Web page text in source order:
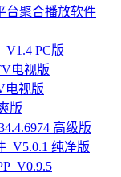
台聚合播放软件
PC版
电视版
电视版
版
高级版
_V5.0.1 纯净版